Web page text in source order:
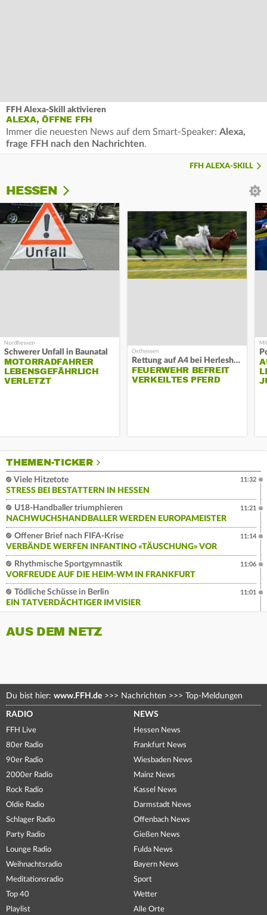
FFH Alexa-Skill aktivieren
ALEXA, ÖFFNE FFH
Immer die neuesten News auf dem Smart-Speaker: Alexa,
frage FFH nach den Nachrichten.
FFH ALEXA-SKILL
HESSEN
Schwerer Unfall in Baunatal
MOTORRADFAHRER
LEBENSGEFÄHRLICH
VERLETZT
Rettung auf A4 bei Herleshausen
FEUERWEHR BEFREIT
VERKEILTES PFERD
THEMEN-TICKER
Viele Hitzetote
STRESS BEI BESTATTERN IN HESSEN
11:32
U18-Handballer triumphieren
NACHWUCHSHANDBALLER WERDEN EUROPAMEISTER
11:21
Offener Brief nach FIFA-Krise
VERBÄNDE WERFEN INFANTINO «TÄUSCHUNG» VOR
11:14
Rhythmische Sportgymnastik
VORFREUDE AUF DIE HEIM-WM IN FRANKFURT
11:06
Tödliche Schüsse in Berlin
EIN TATVERDÄCHTIGER IM VISIER
11:01
AUS DEM NETZ
Du bist hier: www.FFH.de >>> Nachrichten >>> Top-Meldungen
RADIO
FFH Live
80er Radio
90er Radio
2000er Radio
Rock Radio
Oldie Radio
Schlager Radio
Party Radio
Lounge Radio
Weihnachtsradio
Meditationsradio
Top 40
Playlist
NEWS
Hessen News
Frankfurt News
Wiesbaden News
Mainz News
Kassel News
Darmstadt News
Offenbach News
Gießen News
Fulda News
Bayern News
Sport
Wetter
Alle Orte